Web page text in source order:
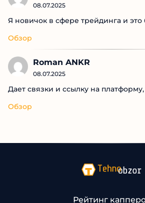
08.07.2025
Я новичок в сфере трейдинга и это
Обзор
Roman ANKR
08.07.2025
Дает связки и ссылку на платформу,
Обзор
Рейтинг